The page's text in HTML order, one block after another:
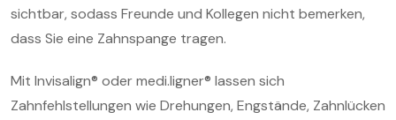
sichtbar, sodass Freunde und Kollegen nicht bemerken,
dass Sie eine Zahnspange tragen.
Mit Invisalign® oder medi.ligner® lassen sich
Zahnfehlstellungen wie Drehungen, Engstände, Zahnlücken